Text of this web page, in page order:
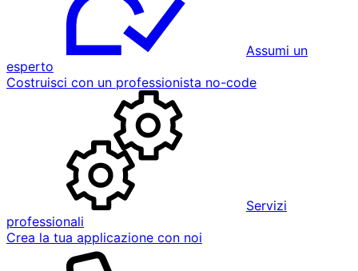
Assumi un
esperto
Costruisci con un professionista no-code
Servizi
professionali
Crea la tua applicazione con noi